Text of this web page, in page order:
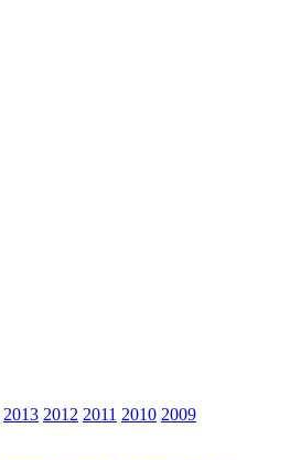
2013 2012 2011 2010 2009